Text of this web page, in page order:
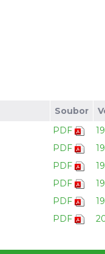
Soubor
PDF
PDF
PDF
PDF
PDF
PDF